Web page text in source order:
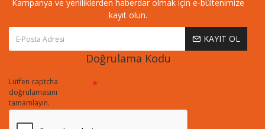
Kampanya ve yeniliklerden haberdar olmak için e-bültenimize
kayıt olun.
KAYIT OL
Doğrulama Kodu
Lütfen captcha
doğrulamasını
tamamlayın.